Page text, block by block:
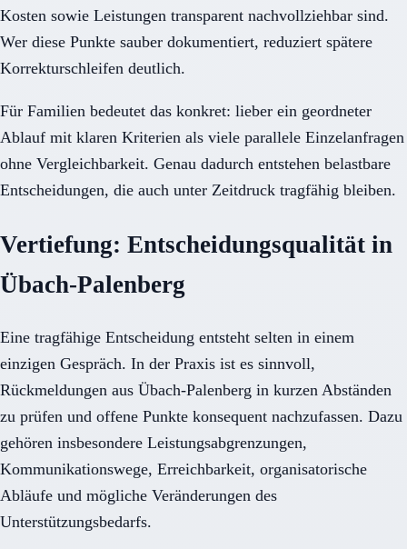
Kosten sowie Leistungen transparent nachvollziehbar sind.
Wer diese Punkte sauber dokumentiert, reduziert spätere
Korrekturschleifen deutlich.
Für Familien bedeutet das konkret: lieber ein geordneter
Ablauf mit klaren Kriterien als viele parallele Einzelanfragen
ohne Vergleichbarkeit. Genau dadurch entstehen belastbare
Entscheidungen, die auch unter Zeitdruck tragfähig bleiben.
Vertiefung: Entscheidungsqualität in
Übach-Palenberg
Eine tragfähige Entscheidung entsteht selten in einem
einzigen Gespräch. In der Praxis ist es sinnvoll,
Rückmeldungen aus Übach-Palenberg in kurzen Abständen
zu prüfen und offene Punkte konsequent nachzufassen. Dazu
gehören insbesondere Leistungsabgrenzungen,
Kommunikationswege, Erreichbarkeit, organisatorische
Abläufe und mögliche Veränderungen des
Unterstützungsbedarfs.